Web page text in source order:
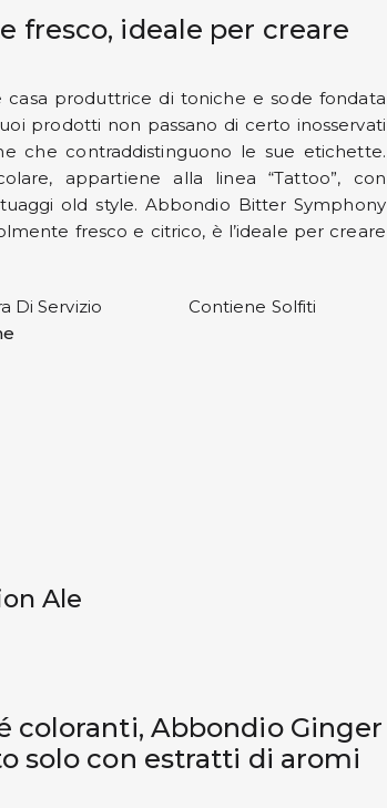
fresco, ideale per creare
produttrice di toniche e sode fondata
prodotti non passano di certo inosservati
che contraddistinguono le sue etichette.
appartiene alla linea “Tattoo”, con
old style. Abbondio Bitter Symphony
fresco e citrico, è l’ideale per creare
Di Servizio
Contiene Solfiti
Ale
coloranti, Abbondio Ginger
solo con estratti di aromi